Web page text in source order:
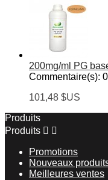
200mg/ml PG
Commentaire(s): 0
101,48 $US
Produits
Produits  
Promotions
Nouveaux
Meilleures ventes